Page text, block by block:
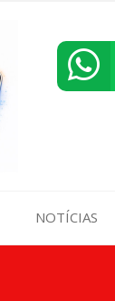
NOTÍCIAS